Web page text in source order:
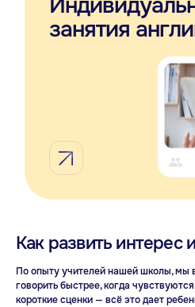
Как развить интерес
По опыту учителей нашей школы, мы
говорить быстрее, когда
короткие сценки — всё это дает